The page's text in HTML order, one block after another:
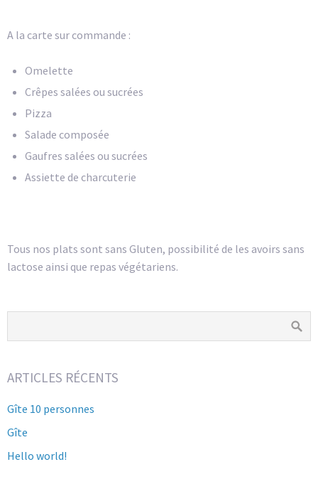
A la carte sur commande :
Omelette
Crêpes salées ou sucrées
Pizza
Salade composée
Gaufres salées ou sucrées
Assiette de charcuterie
Tous nos plats sont sans Gluten, possibilité de les avoirs sans
lactose ainsi que repas végétariens.
ARTICLES RÉCENTS
Gîte 10 personnes
Gîte
Hello world!